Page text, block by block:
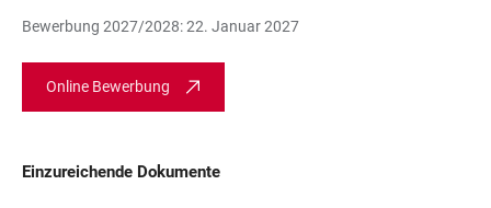
Bewerbung 2027/2028: 22. Januar 2027
Online Bewerbung
Einzureichende Dokumente